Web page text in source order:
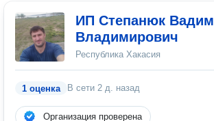
ИП Степанюк Вадим
Владимирович
Республика Хакасия
1 оценка В сети 2 д. назад
Организация проверена